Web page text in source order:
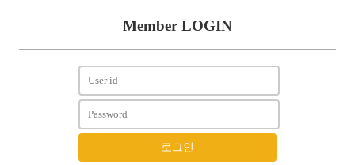
Member LOGIN